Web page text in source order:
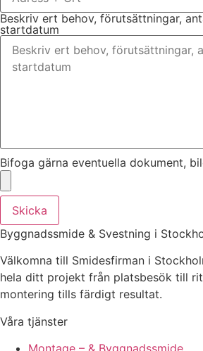
Beskriv ert behov, förutsättningar,
startdatum
Bifoga gärna eventuella dokument,
Skicka
Byggnadssmide & Svestning i
Välkomna till Smidesfirman i
hela ditt projekt från platsbesök till
montering tills färdigt resultat.
Våra tjänster
Montage – & Byggnadssmide